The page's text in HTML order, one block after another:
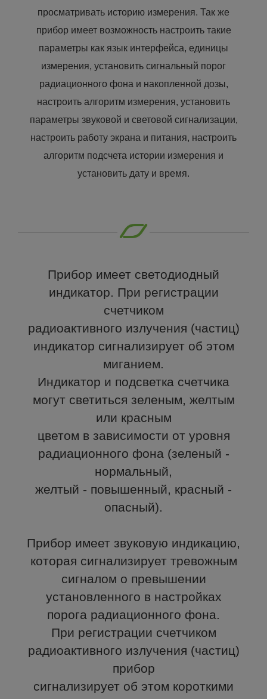
просматривать историю измерения. Так же
прибор имеет возможность настроить такие
параметры как язык интерфейса, единицы
измерения, установить сигнальный порог
радиационного фона и накопленной дозы,
настроить алгоритм измерения, установить
параметры звуковой и световой сигнализации,
настроить работу экрана и питания, настроить
алгоритм подсчета истории измерения и
установить дату и время.
Прибор имеет светодиодный
индикатор. При регистрации
счетчиком
радиоактивного излучения (частиц)
индикатор сигнализирует об этом
миганием.
Индикатор и подсветка счетчика
могут светиться зеленым, желтым
или красным
цветом в зависимости от уровня
радиационного фона (зеленый -
нормальный,
желтый - повышенный, красный -
опасный).
Прибор имеет звуковую индикацию,
которая сигнализирует тревожным
сигналом о превышении
установленного в настройках
порога радиационного фона.
При регистрации счетчиком
радиоактивного излучения (частиц)
прибор
сигнализирует об этом короткими